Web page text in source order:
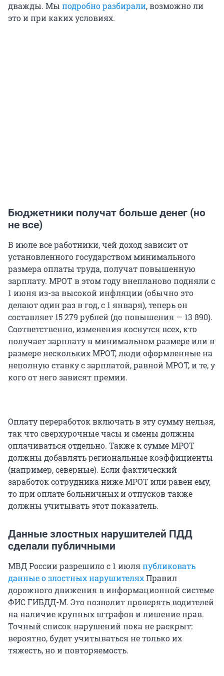
дважды. Мы подробно разбирали, возможно ли
это и при каких условиях.
Бюджетники получат больше денег (но
не все)
В июле все работники, чей доход зависит от
установленного государством минимального
размера оплаты труда, получат повышенную
зарплату. МРОТ в этом году внепланово подняли с
1 июня из-за высокой инфляции (обычно это
делают один раз в год, с 1 января), теперь он
составляет 15 279 рублей (до повышения — 13 890).
Соответственно, изменения коснутся всех, кто
получает зарплату в минимальном размере или в
размере нескольких МРОТ, люди оформленные на
неполную ставку с зарплатой, равной МРОТ, и те, у
кого от него зависят премии.
Оплату переработок включать в эту сумму нельзя,
так что сверхурочные часы и смены должны
оплачиваться отдельно. Также к сумме МРОТ
должны добавлять региональные коэффициенты
(например, северные). Если фактический
заработок сотрудника ниже МРОТ или равен ему,
то при оплате больничных и отпусков также
должны учитывать этот показатель.
Данные злостных нарушителей ПДД
сделали публичными
МВД России разрешило с 1 июляпубликовать
данные о злостных нарушителяхПравил
дорожного движения в информационной системе
ФИС ГИБДД-М. Это позволит проверять водителей
на наличие крупных штрафов и лишение прав.
Точный список нарушений пока не раскрыт:
вероятно, будет учитываться не только их
тяжесть, но и повторяемость.